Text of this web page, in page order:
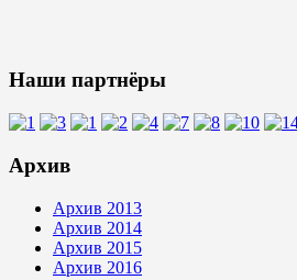
Наши партнёры
Архив
Архив 2013
Архив 2014
Архив 2015
Архив 2016